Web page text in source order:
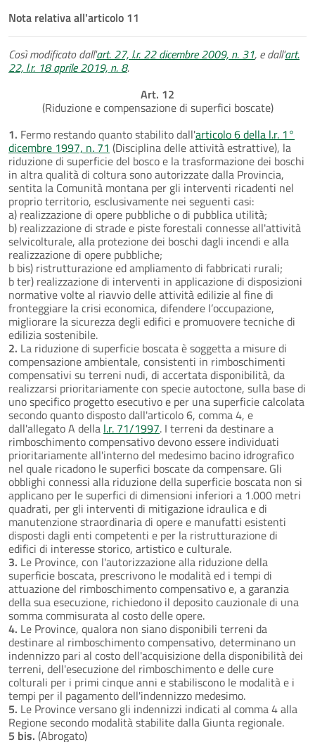
Nota relativa all'articolo 11
Così modificato dall'art. 27, l.r. 22 dicembre 2009, n. 31, e dall'art.
22, l.r. 18 aprile 2019, n. 8.
Art. 12
(Riduzione e compensazione di superfici boscate)
1. Fermo restando quanto stabilito dall'articolo 6 della l.r. 1°
dicembre 1997, n. 71 (Disciplina delle attività estrattive), la
riduzione di superficie del bosco e la trasformazione dei boschi
in altra qualità di coltura sono autorizzate dalla Provincia,
sentita la Comunità montana per gli interventi ricadenti nel
proprio territorio, esclusivamente nei seguenti casi:
a) realizzazione di opere pubbliche o di pubblica utilità;
b) realizzazione di strade e piste forestali connesse all'attività
selvicolturale, alla protezione dei boschi dagli incendi e alla
realizzazione di opere pubbliche;
b bis) ristrutturazione ed ampliamento di fabbricati rurali;
b ter) realizzazione di interventi in applicazione di disposizioni
normative volte al riavvio delle attività edilizie al fine di
fronteggiare la crisi economica, difendere l’occupazione,
migliorare la sicurezza degli edifici e promuovere tecniche di
edilizia sostenibile.
2. La riduzione di superficie boscata è soggetta a misure di
compensazione ambientale, consistenti in rimboschimenti
compensativi su terreni nudi, di accertata disponibilità, da
realizzarsi prioritariamente con specie autoctone, sulla base di
uno specifico progetto esecutivo e per una superficie calcolata
secondo quanto disposto dall'articolo 6, comma 4, e
dall'allegato A della l.r. 71/1997. I terreni da destinare a
rimboschimento compensativo devono essere individuati
prioritariamente all'interno del medesimo bacino idrografico
nel quale ricadono le superfici boscate da compensare. Gli
obblighi connessi alla riduzione della superficie boscata non si
applicano per le superfici di dimensioni inferiori a 1.000 metri
quadrati, per gli interventi di mitigazione idraulica e di
manutenzione straordinaria di opere e manufatti esistenti
disposti dagli enti competenti e per la ristrutturazione di
edifici di interesse storico, artistico e culturale.
3. Le Province, con l'autorizzazione alla riduzione della
superficie boscata, prescrivono le modalità ed i tempi di
attuazione del rimboschimento compensativo e, a garanzia
della sua esecuzione, richiedono il deposito cauzionale di una
somma commisurata al costo delle opere.
4. Le Province, qualora non siano disponibili terreni da
destinare al rimboschimento compensativo, determinano un
indennizzo pari al costo dell'acquisizione della disponibilità dei
terreni, dell'esecuzione del rimboschimento e delle cure
colturali per i primi cinque anni e stabiliscono le modalità e i
tempi per il pagamento dell'indennizzo medesimo.
5. Le Province versano gli indennizzi indicati al comma 4 alla
Regione secondo modalità stabilite dalla Giunta regionale.
5 bis. (Abrogato)